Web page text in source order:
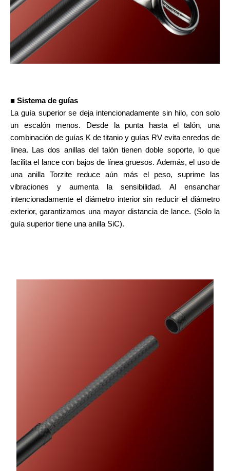
■ Sistema de guías
La guía superior se deja intencionadamente sin hilo, con solo
un escalón menos. Desde la punta hasta el talón, una
combinación de guías K de titanio y guías RV evita enredos de
línea. Las dos anillas del talón tienen doble soporte, lo que
facilita el lance con bajos de línea gruesos. Además, el uso de
una anilla Torzite reduce aún más el peso, suprime las
vibraciones y aumenta la sensibilidad. Al ensanchar
intencionadamente el diámetro interior sin reducir el diámetro
exterior, garantizamos una mayor distancia de lance. (Solo la
guía superior tiene una anilla SiC).